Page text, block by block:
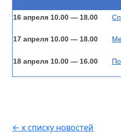
16 апреля 10.00 — 18.00
17 апреля 10.00 — 18.00
18 апреля 10.00 — 16.00
← к списку новостей